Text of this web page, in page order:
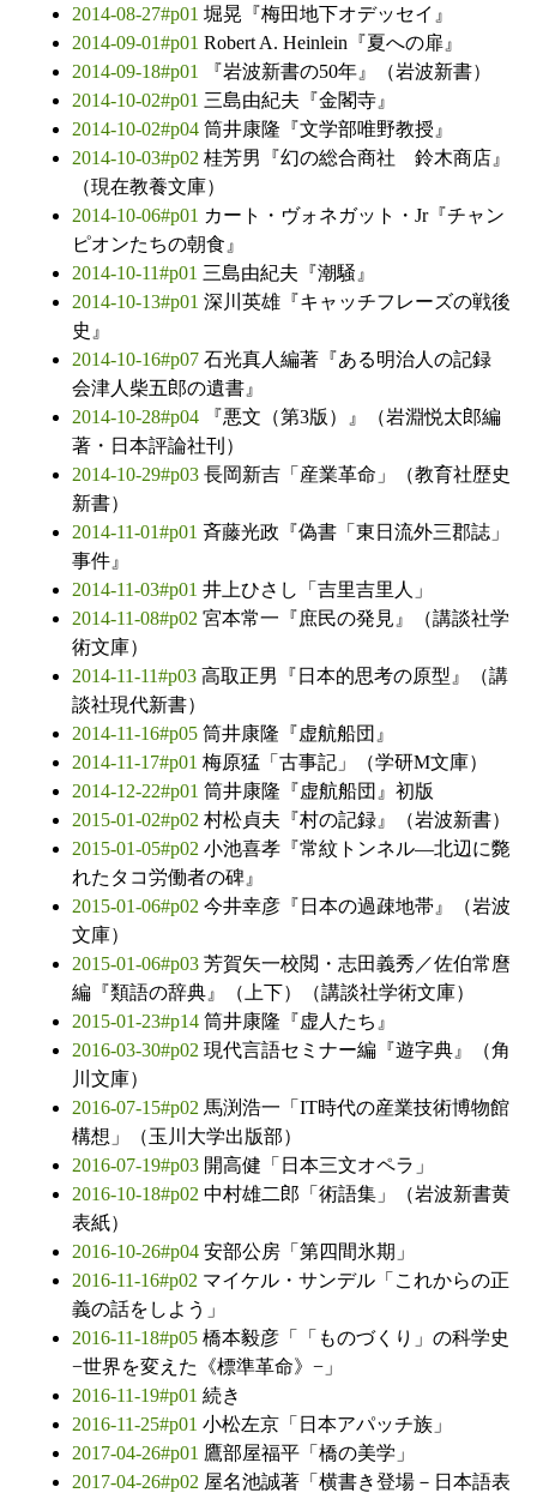
2014-08-27#p01 堀晃『梅田地下オデッセイ』
2014-09-01#p01 Robert A. Heinlein『夏への扉』
2014-09-18#p01
『岩波新書の50年』（岩波新書）
2014-10-02#p01 三島由紀夫『金閣寺』
2014-10-02#p04 筒井康隆『文学部唯野教授』
2014-10-03#p02 桂芳男『幻の総合商社 鈴木商店』
（現在教養文庫）
2014-10-06#p01 カート・ヴォネガット・Jr『チャン
ピオンたちの朝食』
2014-10-11#p01 三島由紀夫『潮騒』
2014-10-13#p01 深川英雄『キャッチフレーズの戦後
史』
2014-10-16#p07 石光真人編著『ある明治人の記録
会津人柴五郎の遺書』
2014-10-28#p04
『悪文（第3版）』（岩淵悦太郎編
著・日本評論社刊）
2014-10-29#p03 長岡新吉「産業革命」（教育社歴史
新書）
2014-11-01#p01 斉藤光政『偽書「東日流外三郡誌」
事件』
2014-11-03#p01 井上ひさし「吉里吉里人」
2014-11-08#p02 宮本常一『庶民の発見』（講談社学
術文庫）
2014-11-11#p03 高取正男『日本的思考の原型』（講
談社現代新書）
2014-11-16#p05 筒井康隆『虚航船団』
2014-11-17#p01 梅原猛「古事記」（学研M文庫）
2014-12-22#p01 筒井康隆『虚航船団』初版
2015-01-02#p02 村松貞夫『村の記録』（岩波新書）
2015-01-05#p02 小池喜孝『常紋トンネル―北辺に斃
れたタコ労働者の碑』
2015-01-06#p02 今井幸彦『日本の過疎地帯』（岩波
文庫）
2015-01-06#p03 芳賀矢一校閲・志田義秀／佐伯常麿
編『類語の辞典』（上下）（講談社学術文庫）
2015-01-23#p14 筒井康隆『虚人たち』
2016-03-30#p02 現代言語セミナー編『遊字典』（角
川文庫）
2016-07-15#p02 馬渕浩一「IT時代の産業技術博物館
構想」（玉川大学出版部）
2016-07-19#p03 開高健「日本三文オペラ」
2016-10-18#p02 中村雄二郎「術語集」（岩波新書黄
表紙）
2016-10-26#p04 安部公房「第四間氷期」
2016-11-16#p02 マイケル・サンデル「これからの正
義の話をしよう」
2016-11-18#p05 橋本毅彦「「ものづくり」の科学史
−世界を変えた《標準革命》−」
2016-11-19#p01 続き
2016-11-25#p01 小松左京「日本アパッチ族」
2017-04-26#p01 鷹部屋福平「橋の美学」
2017-04-26#p02 屋名池誠著「横書き登場－日本語表